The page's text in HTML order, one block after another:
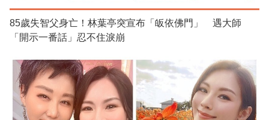
85歲失智父身亡！林葉亭突宣布「皈依佛門」 遇大師
「開示一番話」忍不住淚崩